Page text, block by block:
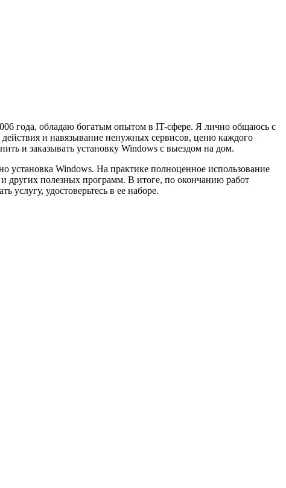
года, обладаю богатым опытом в IT-сфере. Я лично общаюсь с
и навязывание ненужных сервисов, ценю каждого
и заказывать установку Windows с выездом на дом.
установка Windows. На практике полноценное использование
других полезных программ. В итоге, по окончанию работ
услугу, удостоверьтесь в ее наборе.